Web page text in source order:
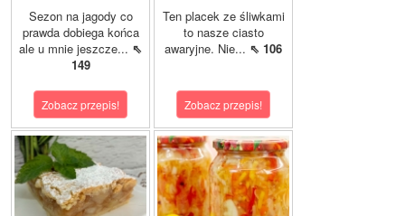
Sezon na jagody co
prawda dobiega końca
ale u mnie jeszcze... ⇖
149
Zobacz przepis!
Ten placek ze śliwkami
to nasze ciasto
awaryjne. Nie... ⇖ 106
Zobacz przepis!